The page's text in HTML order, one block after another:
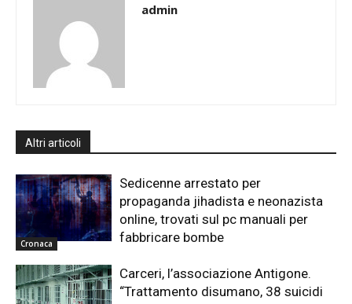
admin
Altri articoli
Cronaca
Sedicenne arrestato per
propaganda jihadista e neonazista
online, trovati sul pc manuali per
fabbricare bombe
Carceri, l’associazione Antigone.
“Trattamento disumano, 38 suicidi